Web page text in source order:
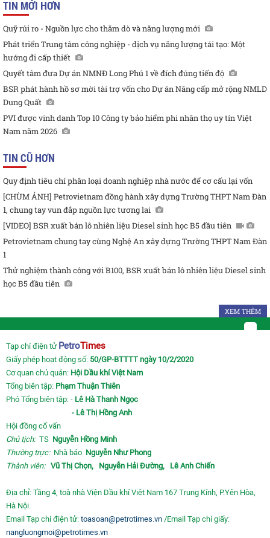
TIN MỚI HƠN
Quỹ rủi ro - Nguồn lực cho thăm dò và năng lượng mới
Phát triển Trung tâm công nghiệp - dịch vụ năng lượng tái tạo: Một
hướng đi cấp thiết
Quyết tâm đưa Dự án NMNĐ Long Phú 1 về đích đúng tiến độ
BSR phát hành hồ sơ mời tài trợ vốn cho Dự án Nâng cấp mở rộng NMLD
Dung Quất
PVI được vinh danh Top 10 Công ty bảo hiểm phi nhân thọ uy tín Việt
Nam năm 2026
TIN CŨ HƠN
Quy định tiêu chí phân loại doanh nghiệp nhà nước để cơ cấu lại vốn
[CHÙM ẢNH] Petrovietnam đồng hành xây dựng Trường THPT Nam Đàn
1, chung tay vun đắp nguồn lực tương lai
[VIDEO] BSR xuất bán lô nhiên liệu Diesel sinh học B5 đầu tiên
Petrovietnam chung tay cùng Nghệ An xây dựng Trường THPT Nam Đàn
1
Thử nghiệm thành công với B100, BSR xuất bán lô nhiên liệu Diesel sinh
học B5 đầu tiên
XEM THÊM
Tạp chí điện tử PetroTimes
Giấy phép hoạt động số: 50/GP-BTTTT ngày 10/2/2020
Cơ quan chủ quản: Hội Dầu khí Việt Nam
Tổng biên tập: Phạm Thuận Thiên
Phó Tổng biên tập: - Lê Hà Thanh Ngọc
- Lê Thị Hồng Anh
Hội đồng cố vấn
Chủ tịch:TS Nguyễn Hồng Minh
Thường trực: Nhà báo Nguyễn Như Phong
Thành viên: Vũ Thị Chọn, Nguyễn Hải Đường, Lê Anh Chiến
Địa chỉ: Tầng 4, toà nhà Viện Dầu khí Việt Nam 167 Trung Kính, P.Yên Hòa,
Hà Nội.
Email Tạp chí điện tử: toasoan@petrotimes.vn /Email Tạp chí giấy:
nangluongmoi@petrotimes.vn